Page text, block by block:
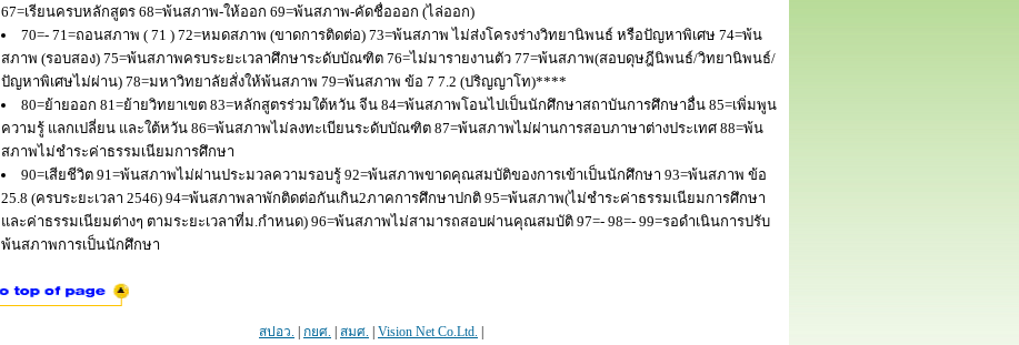
67=เรียนครบหลักสูตร 68=พ้นสภาพ-ให้ออก 69=พ้นสภาพ-คัดชื่อออก (ไล่ออก)
70=- 71=ถอนสภาพ ( 71 ) 72=หมดสภาพ (ขาดการติดต่อ) 73=พ้นสภาพ ไม่ส่งโครงร่างวิทยานิพนธ์ หรือปัญหาพิเศษ 74=พ้น
สภาพ (รอบสอง) 75=พ้นสภาพครบระยะเวลาศึกษาระดับบัณฑิต 76=ไม่มารายงานตัว 77=พ้นสภาพ(สอบดุษฎีนิพนธ์/วิทยานิพนธ์/
ปัญหาพิเศษไม่ผ่าน) 78=มหาวิทยาลัยสั่งให้พ้นสภาพ 79=พ้นสภาพ ข้อ 7 7.2 (ปริญญาโท)****
80=ย้ายออก 81=ย้ายวิทยาเขต 83=หลักสูตรร่วมใต้หวัน จีน 84=พ้นสภาพโอนไปเป็นนักศึกษาสถาบันการศึกษาอื่น 85=เพิ่มพูน
ความรู้ แลกเปลี่ยน และใต้หวัน 86=พ้นสภาพไม่ลงทะเบียนระดับบัณฑิต 87=พ้นสภาพไม่ผ่านการสอบภาษาต่างประเทศ 88=พ้น
สภาพไม่ชำระค่าธรรมเนียมการศึกษา
90=เสียชีวิต 91=พ้นสภาพไม่ผ่านประมวลความรอบรู้ 92=พ้นสภาพขาดคุณสมบัติของการเข้าเป็นนักศึกษา 93=พ้นสภาพ ข้อ
25.8 (ครบระยะเวลา 2546) 94=พ้นสภาพลาพักติดต่อกันเกิน2ภาคการศึกษาปกติ 95=พ้นสภาพ(ไม่ชำระค่าธรรมเนียมการศึกษา
และค่าธรรมเนียมต่างๆ ตามระยะเวลาที่ม.กำหนด) 96=พ้นสภาพไม่สามารถสอบผ่านคุณสมบัติ 97=- 98=- 99=รอดำเนินการปรับ
พ้นสภาพการเป็นนักศึกษา
สปอว. กยศ. สมศ. Vision Net Co.Ltd.